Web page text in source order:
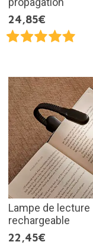
24,85€
Lampe de lecture
rechargeable
22,45€